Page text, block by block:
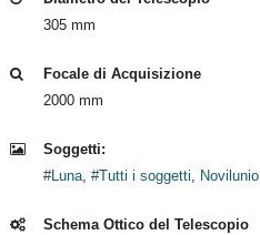
305 mm
Focale di Acquisizione
2000 mm
Soggetti:
#Luna, #Tutti i soggetti, Novilunio
Schema Ottico del Telescopio